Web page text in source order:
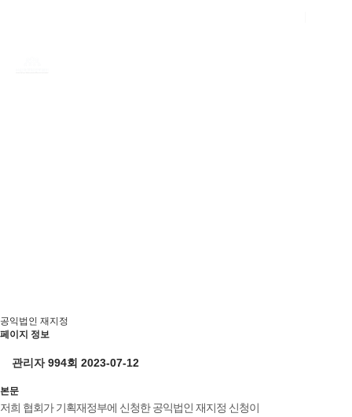
공익법인 재지정
페이지 정보
관리자 994회 2023-07-12
본문
저희 협회가 기획재정부에 신청한 공익법인 재지정 신청이